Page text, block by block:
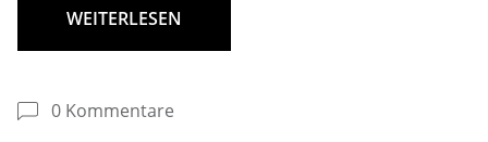
WEITERLESEN
0 Kommentare